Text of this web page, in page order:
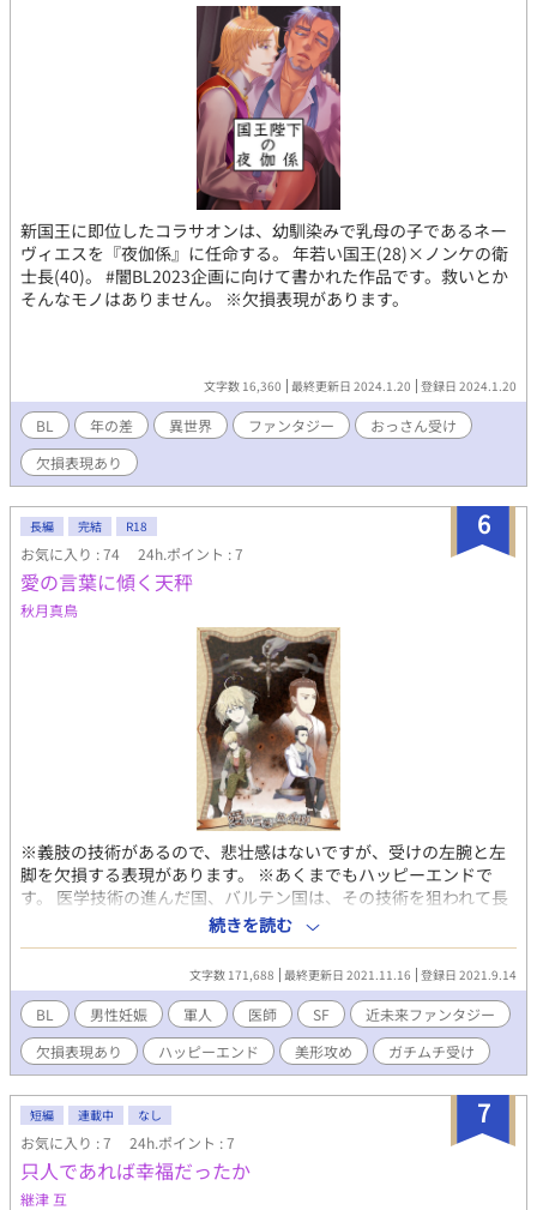
新国王に即位したコラサオンは、幼馴染みで乳母の子であるネー
ヴィエスを『夜伽係』に任命する。 年若い国王(28)×ノンケの衛
士長(40)。 #闇BL2023企画に向けて書かれた作品です。救いとか
そんなモノはありません。 ※欠損表現があります。
文字数 16,360 最終更新日 2024.1.20 登録日 2024.1.20
BL 年の差 異世界 ファンタジー
おっさん受け
欠損表現あり
6
長編 完結 R18
お気に入り : 74 24h.ポイント : 7
愛の言葉に傾く天秤
秋月真鳥
※義肢の技術があるので、悲壮感はないですが、受けの左腕と左
脚を欠損する表現があります。 ※あくまでもハッピーエンドで
す。 医学技術の進んだ国、バルテン国は、その技術を狙われて長
く戦争の中にあった。 大陸に広がる疫病の特効薬が開発されれ
ば、それを交渉材料に戦争は終わる。 特効薬開発をしていた研究
医のエリーアスは、特効薬が出来上がる前に前線の軍医として徴
兵される。 前線で部隊を率いていたのは、22歳の若く美しいギル
ベルトだった。 成り行きでエリーアスはギルベルトに抱かれるよ
うになる。 戦争しか知らない自分を顧みることのできないギルベ
ルトと、全ての命は尊重されるべきと主張するエリーアスのすれ
違う恋の物語。 体の関係から始まる恋です！ 前編がエリーアス
(受け)視点、後編はギルベルト(攻め)視点です。 ※やしろさんの
「紅(くれない)の深染(こそ)めの心、色深く」
（https://novelup.plus/story/110287458）と、『自分の命に価
値を見出せない天才と、それに惹かれたひと』を題材を同じくし
て書いています。
続きを読む
文字数 171,688 最終更新日 2021.11.16 登録日 2021.9.14
BL 男性妊娠 軍人 医師 SF
近未来ファンタジー
欠損表現あり
ハッピーエンド 美形攻め ガチムチ受け
7
短編 連載中 なし
お気に入り : 7 24h.ポイント : 7
只人であれば幸福だったか
継津 互